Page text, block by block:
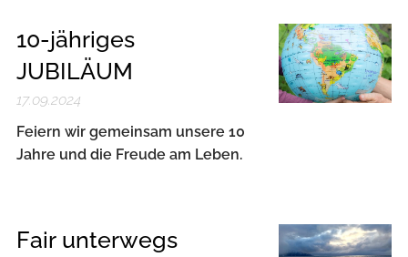
10-jähriges
JUBILÄUM
17.09.2024
Feiern wir gemeinsam unsere 10
Jahre und die Freude am Leben.
Fair unterwegs